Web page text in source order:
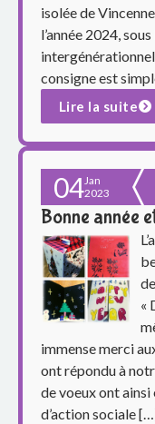
S
i
isolée de
l’année 2024,
consigne est
Lire la suite
04Jan
2023
Bonne année
«
immense merci
ont répondu à
de voeux ont
d’action sociale